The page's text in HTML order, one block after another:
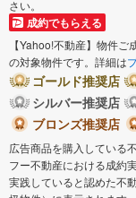
さい。
成約でもらえる
【Yahoo!不動産】物件
の対象物件です。詳細は
ゴールド推奨店
シルバー推奨店
ブロンズ推奨店
広告商品を購入している
フー不動産における成約
実践していると認めた不